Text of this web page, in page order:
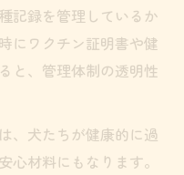
記録を管理しているか
にワクチン証明書や健
と、管理体制の透明性
、犬たちが健康的に過
心材料にもなります。